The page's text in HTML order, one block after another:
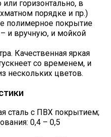
или горизонтально, в
порядке и пр.)
полимерное покрытие
и вручную, и мойкой
Качественная яркая
со временем, и
нескольких цветов.
сталь с ПВХ покрытием;
0,4 – 0,5